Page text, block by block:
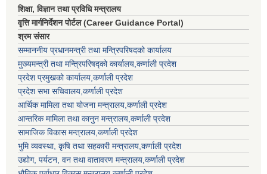
शिक्षा, विज्ञान तथा प्रविधि मन्त्रालय
वृत्ति मार्गनिर्देशन पोर्टल (Career Guidance Portal)
श्रम संसार
सम्माननीय प्रधानमन्त्री तथा मन्त्रिपरिषद‌को कार्यालय
मुख्यमन्त्री तथा मन्त्रिपरिषद्को कार्यालय,कर्णाली प्रदेश
प्रदेश प्रमुखको कार्यालय,कर्णाली प्रदेश
प्रदेश सभा सचिवालय,कर्णाली प्रदेश
आर्थिक मामिला तथा योजना मन्त्रालय,कर्णाली प्रदेश
आन्तरिक मामिला तथा कानुन मन्त्रालय,कर्णाली प्रदेश
सामाजिक विकास मन्त्रालय,कर्णाली प्रदेश
भुमि व्यवस्था, कृषि तथा सहकारी मन्त्रालय,कर्णाली प्रदेश
उद्योग, पर्यटन, वन तथा वातावरण मन्त्रालय,कर्णाली प्रदेश